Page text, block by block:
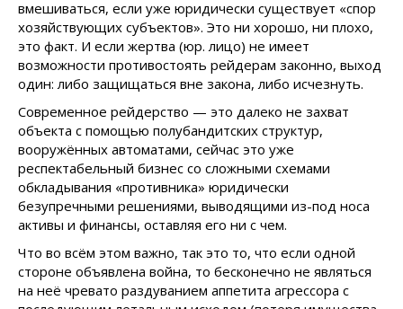
вмешиваться, если уже юридически существует «спор
хозяйствующих субъектов». Это ни хорошо, ни плохо,
это факт. И если жертва (юр. лицо) не имеет
возможности противостоять рейдерам законно, выход
один: либо защищаться вне закона, либо исчезнуть.
Современное рейдерство — это далеко не захват
объекта с помощью полубандитских структур,
вооружённых автоматами, сейчас это уже
респектабельный бизнес со сложными схемами
обкладывания «противника» юридически
безупречными решениями, выводящими из-под носа
активы и финансы, оставляя его ни с чем.
Что во всём этом важно, так это то, что если одной
стороне объявлена война, то бесконечно не являться
на неё чревато раздуванием аппетита агрессора с